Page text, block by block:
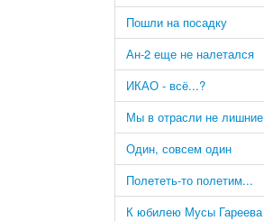
Пошли на посадку
Ан-2 еще не налетался
ИКАО - всё...?
Мы в отрасли не лишние
Один, совсем один
Полететь-то полетим...
К юбилею Мусы Гареева